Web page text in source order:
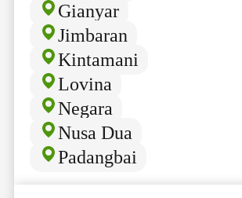
Gianyar
Jimbaran
Kintamani
Lovina
Negara
Nusa Dua
Padangbai